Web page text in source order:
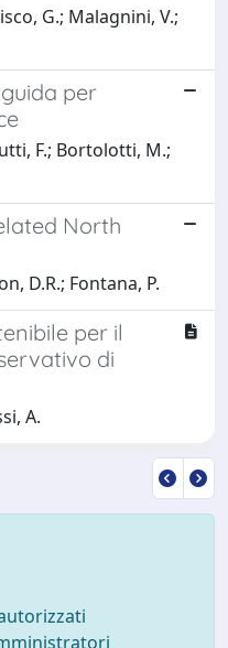
G.; Malagnini, V.;
per
F.; Bortolotti, M.;
North
D.R.; Fontana, P.
per il
di
A.